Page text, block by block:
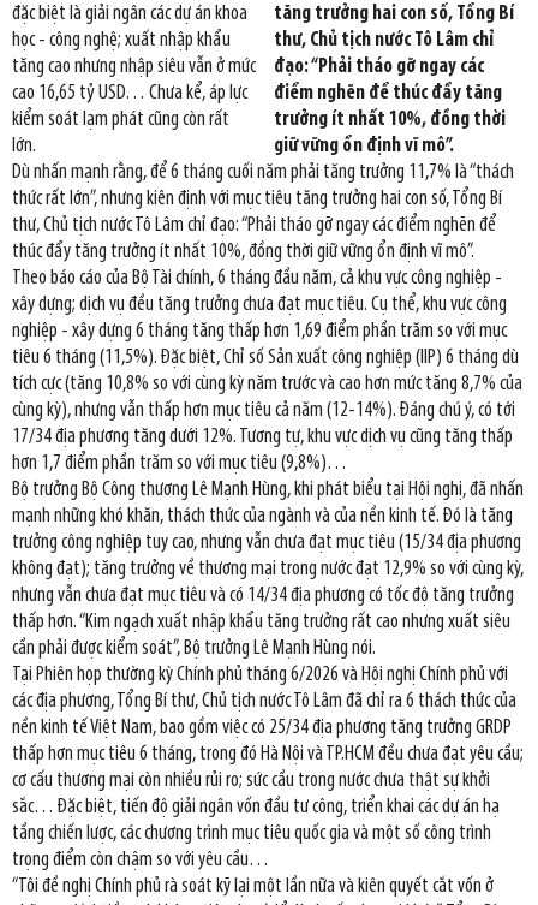
tăng trưởng hai con số, Tổng Bí
thư, Chủ tịch nước Tô Lâm chỉ
đạo: “Phải tháo gỡ ngay các
điểm nghẽn để thúc đẩy tăng
trưởng ít nhất 10%, đồng thời
giữ vững ổn định vĩ mô”.
đặc biệt là giải ngân các dự án khoa
học - công nghệ; xuất nhập khẩu
tăng cao nhưng nhập siêu vẫn ở mức
cao 16,65 tỷ USD… Chưa kể, áp lực
kiểm soát lạm phát cũng còn rất
lớn.
Dù nhấn mạnh rằng, để 6 tháng cuối năm phải tăng trưởng 11,7% là “thách
thức rất lớn”, nhưng kiên định với mục tiêu tăng trưởng hai con số, Tổng Bí
thư, Chủ tịch nước Tô Lâm chỉ đạo: “Phải tháo gỡ ngay các điểm nghẽn để
thúc đẩy tăng trưởng ít nhất 10%, đồng thời giữ vững ổn định vĩ mô”.
Theo báo cáo của Bộ Tài chính, 6 tháng đầu năm, cả khu vực công nghiệp -
xây dựng; dịch vụ đều tăng trưởng chưa đạt mục tiêu. Cụ thể, khu vực công
nghiệp - xây dựng 6 tháng tăng thấp hơn 1,69 điểm phần trăm so với mục
tiêu 6 tháng (11,5%). Đặc biệt, Chỉ số Sản xuất công nghiệp (IIP) 6 tháng dù
tích cực (tăng 10,8% so với cùng kỳ năm trước và cao hơn mức tăng 8,7% của
cùng kỳ), nhưng vẫn thấp hơn mục tiêu cả năm (12-14%). Đáng chú ý, có tới
17/34 địa phương tăng dưới 12%. Tương tự, khu vực dịch vụ cũng tăng thấp
hơn 1,7 điểm phần trăm so với mục tiêu (9,8%)…
Bộ trưởng Bộ Công thương Lê Mạnh Hùng, khi phát biểu tại Hội nghị, đã nhấn
mạnh những khó khăn, thách thức của ngành và của nền kinh tế. Đó là tăng
trưởng công nghiệp tuy cao, nhưng vẫn chưa đạt mục tiêu (15/34 địa phương
không đạt); tăng trưởng về thương mại trong nước đạt 12,9% so với cùng kỳ,
nhưng vẫn chưa đạt mục tiêu và có 14/34 địa phương có tốc độ tăng trưởng
thấp hơn. “Kim ngạch xuất nhập khẩu tăng trưởng rất cao nhưng xuất siêu
cần phải được kiểm soát”, Bộ trưởng Lê Mạnh Hùng nói.
Tại Phiên họp thường kỳ Chính phủ tháng 6/2026 và Hội nghị Chính phủ với
các địa phương, Tổng Bí thư, Chủ tịch nước Tô Lâm đã chỉ ra 6 thách thức của
nền kinh tế Việt Nam, bao gồm việc có 25/34 địa phương tăng trưởng GRDP
thấp hơn mục tiêu 6 tháng, trong đó Hà Nội và TP.HCM đều chưa đạt yêu cầu;
cơ cấu thương mại còn nhiều rủi ro; sức cầu trong nước chưa thật sự khởi
sắc… Đặc biệt, tiến độ giải ngân vốn đầu tư công, triển khai các dự án hạ
tầng chiến lược, các chương trình mục tiêu quốc gia và một số công trình
trọng điểm còn chậm so với yêu cầu…
“Tôi đề nghị Chính phủ rà soát kỹ lại một lần nữa và kiên quyết cắt vốn ở